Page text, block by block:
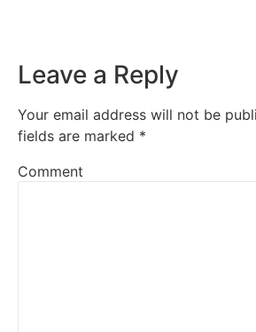
Leave a Reply
Your email address will not be
fields are marked *
Comment